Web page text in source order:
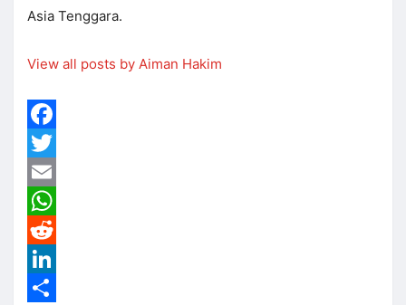
Asia Tenggara.
View all posts by Aiman Hakim
Facebook
Twitter
Email
WhatsApp
Reddit
LinkedIn